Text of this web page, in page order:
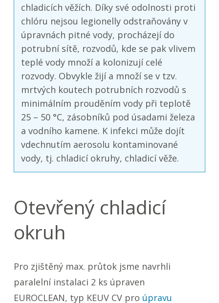
chladicích věžích. Díky své odolnosti proti
chlóru nejsou legionelly odstraňovány v
úpravnách pitné vody, procházejí do
potrubní sítě, rozvodů, kde se pak vlivem
teplé vody množí a kolonizují celé
rozvody. Obvykle žijí a množí se v tzv.
mrtvých koutech potrubních rozvodů s
minimálním prouděním vody při teplotě
25 – 50 °C, zásobníků pod úsadami železa
a vodního kamene. K infekci může dojít
vdechnutím aerosolu kontaminované
vody, tj. chladicí okruhy, chladicí věže.
Otevřený chladicí
okruh
Pro zjištěný max. průtok jsme navrhli
paralelní instalaci 2 ks úpraven
EUROCLEAN, typ KEUV CV pro úpravu